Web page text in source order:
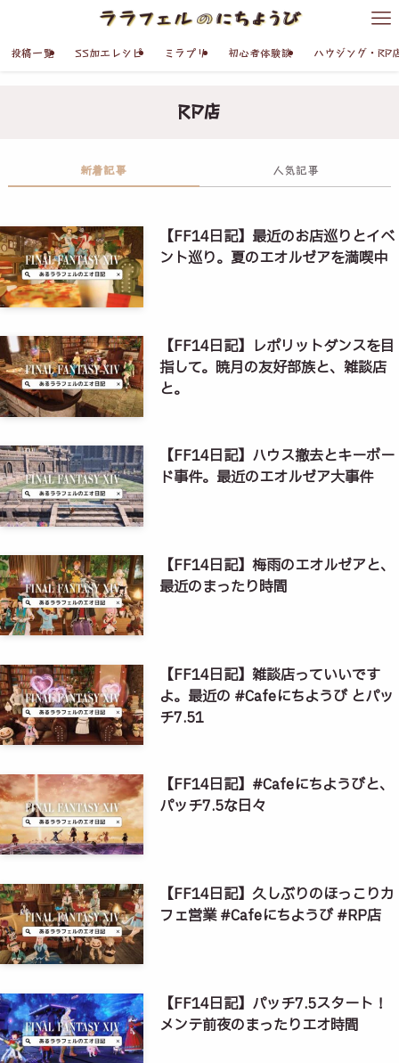
投稿一覧 SS加工レシピ ミラプリ 初心者体験談 ハウジング・RP
RP店
新着記事 人気記事
【FF14日記】最近のお店巡りとイベ
ント巡り。夏のエオルゼアを満喫中
【FF14日記】レポリットダンスを目
指して。暁月の友好部族と、雑談店
と。
【FF14日記】ハウス撤去とキーボー
ド事件。最近のエオルゼア大事件
【FF14日記】梅雨のエオルゼアと、
最近のまったり時間
【FF14日記】雑談店っていいです
よ。最近の #Cafeにちようび とパッ
チ7.51
【FF14日記】#Cafeにちようびと、
パッチ7.5な日々
【FF14日記】久しぶりのほっこりカ
フェ営業 #Cafeにちようび #RP店
【FF14日記】パッチ7.5スタート！
メンテ前夜のまったりエオ時間